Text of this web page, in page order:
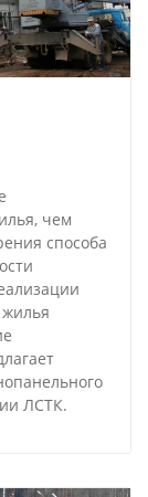
чем
способа
ЛСТК.